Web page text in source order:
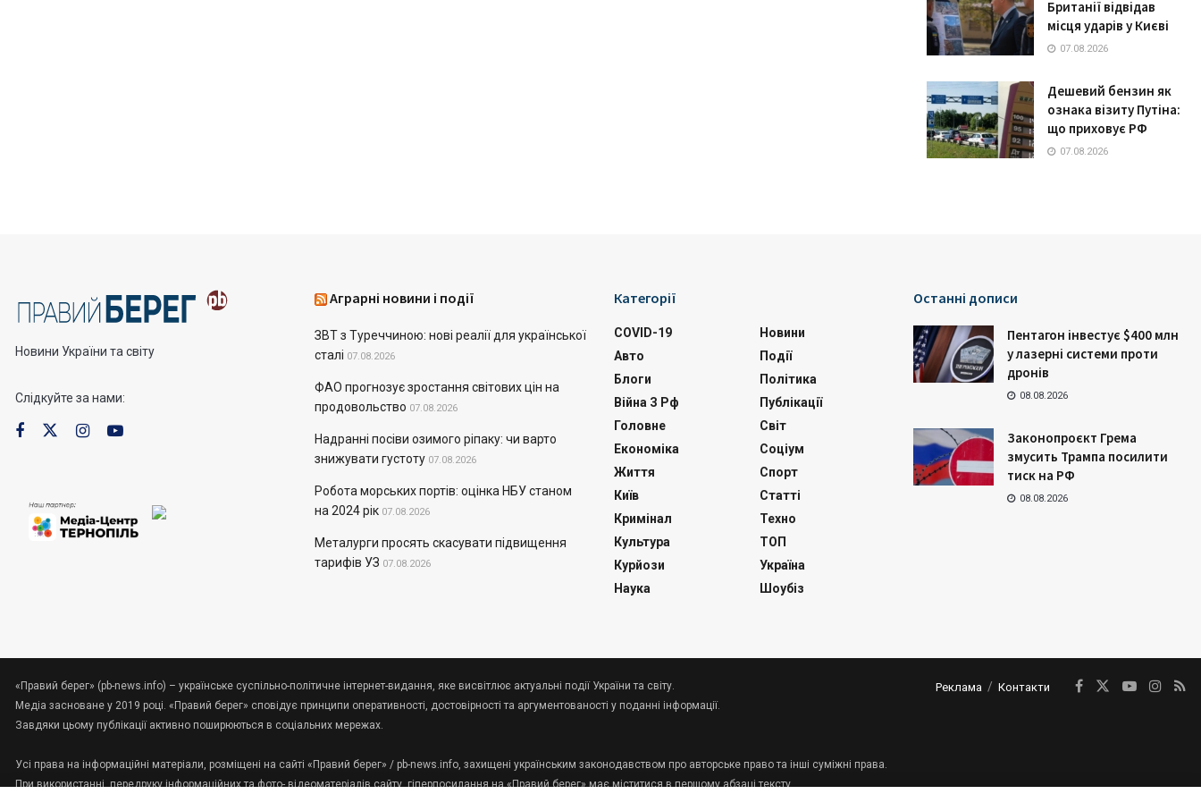
Британії відвідав
місця ударів у Києві
07.08.2026
Дешевий бензин як
ознака візиту Путіна:
що приховує РФ
07.08.2026
Новини України та світу
Слідкуйте за нами:
Аграрні новини і події
ЗВТ з Туреччиною: нові реалії для української
сталі 07.08.2026
ФАО прогнозує зростання світових цін на
продовольство 07.08.2026
Надранні посіви озимого ріпаку: чи варто
знижувати густоту 07.08.2026
Робота морських портів: оцінка НБУ станом
на 2024 рік 07.08.2026
Металурги просять скасувати підвищення
тарифів УЗ 07.08.2026
Категорії
COVID-19
Авто
Блоги
Війна З Рф
Головне
Економіка
Життя
Київ
Кримінал
Культура
Курйози
Наука
Новини
Події
Політика
Публікації
Світ
Соціум
Спорт
Статті
Техно
ТОП
Україна
Шоубіз
Останні дописи
Пентагон інвестує $400 млн
у лазерні системи проти
дронів
08.08.2026
Законопроєкт Грема
змусить Трампа посилити
тиск на РФ
08.08.2026
Реклама Контакти
«Правий берег» (pb-news.info) – українське суспільно-політичне інтернет-видання, яке висвітлює актуальні події України та світу.
Медіа засноване у 2019 році. «Правий берег» сповідує принципи оперативності, достовірності та аргументованості у поданні інформації.
Завдяки цьому публікації активно поширюються в соціальних мережах.
Усі права на інформаційні матеріали, розміщені на сайті «Правий берег» / pb-news.info, захищені українським законодавством про авторське право та інші суміжні права.
При використанні, передруку інформаційних та фото-,відеоматеріалів сайту, гіперпосилання на «Правий берег» має міститися в першому абзаці тексту.